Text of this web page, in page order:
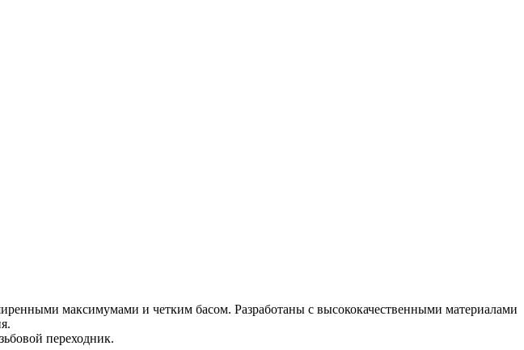
максимумами и четким басом. Разработаны с высококачественными материалами
переходник.